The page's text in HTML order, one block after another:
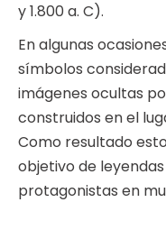
y 1.800 a. C).
En algunas
símbolos
imágenes ocultas
construidos en el
Como resultado
objetivo de
protagonistas en